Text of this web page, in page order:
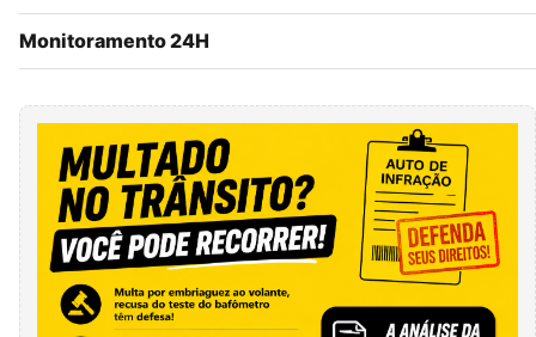
Monitoramento 24H